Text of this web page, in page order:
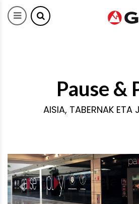
Pause &
AISIA, TABERNAK ETA
Previous